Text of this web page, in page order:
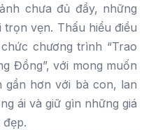
chưa đủ đầy, những
trọn vẹn. Thấu hiểu điều
chương trình “Trao
Đồng”, với mong muốn
gần hơn với bà con, lan
ái và giữ gìn những giá